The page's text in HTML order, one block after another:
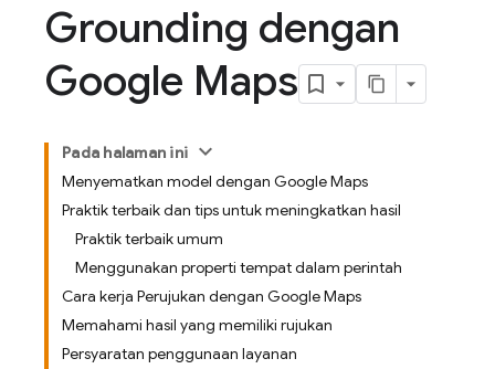
Grounding dengan
Google Maps
Pada halaman ini
Menyematkan model dengan Google Maps
Praktik terbaik dan tips untuk meningkatkan hasil
Praktik terbaik umum
Menggunakan properti tempat dalam perintah
Cara kerja Perujukan dengan Google Maps
Memahami hasil yang memiliki rujukan
Persyaratan penggunaan layanan